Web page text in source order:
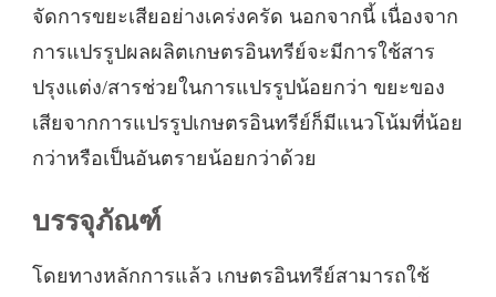
จัดการขยะเสียอย่างเคร่งครัด นอกจากนี้ เนื่องจาก
การแปรรูปผลผลิตเกษตรอินทรีย์จะมีการใช้สาร
ปรุงแต่ง/สารช่วยในการแปรรูปน้อยกว่า ขยะของ
เสียจากการแปรรูปเกษตรอินทรีย์ก็มีแนวโน้มที่น้อย
กว่าหรือเป็นอันตรายน้อยกว่าด้วย
บรรจุภัณฑ์
โดยทางหลักการแล้ว เกษตรอินทรีย์สามารถใช้